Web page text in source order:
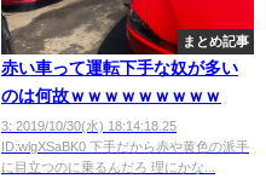
まとめ記事
赤い車って運転下手な奴が多い
のは何故ｗｗｗｗｗｗｗｗｗ
3: 2019/10/30(水) 18:14:18.25
ID:wlgXSaBK0 下手だから赤や黄色の派手
に目立つのに乗るんだろ 理にかな...